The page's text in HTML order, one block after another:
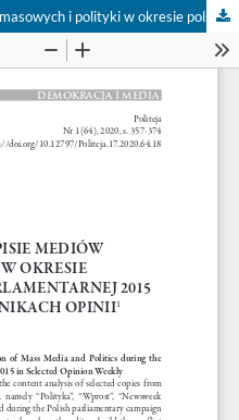
Rama konfliktu w opisie mediów masowych i polityki w okresie polskiej kampanii parlamentarnej 2015 w wybranych tygodnikach opinii